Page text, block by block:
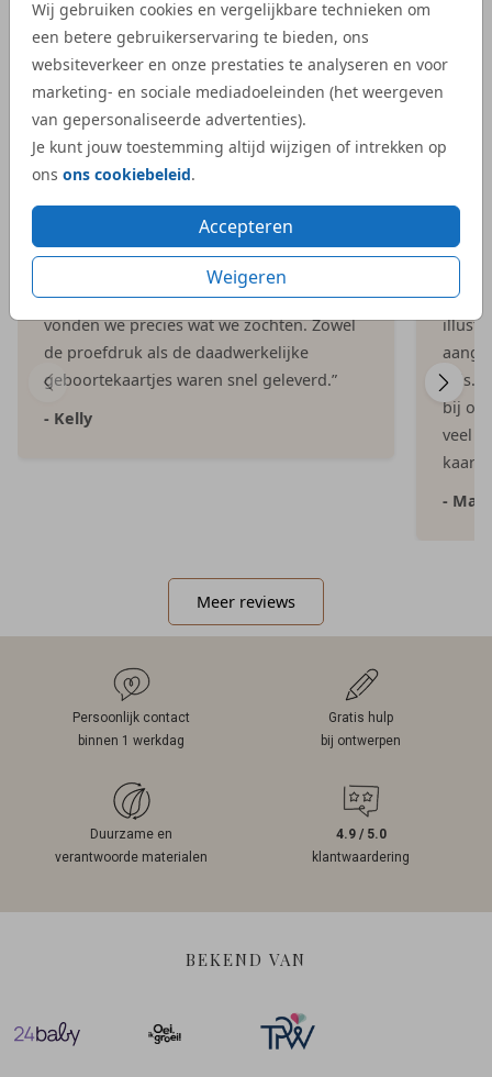
Wij gebruiken cookies en vergelijkbare technieken om
een betere gebruikerservaring te bieden, ons
websiteverkeer en onze prestaties te analyseren en voor
marketing- en sociale mediadoeleinden (het weergeven
van gepersonaliseerde advertenties).
Je kunt jouw toestemming altijd wijzigen of intrekken op
ons ons cookiebeleid.
Accepteren
Weigeren
ontdek de kwaliteit en het effect van dit bijzondere materiaal.
Bestellingen die voor 18.00 uur worden geplaatst, gaan
dezelfde dag in productie.
Reviews van onze klanten
“Wij zijn heel tevreden met de service van
Studio Dijs. We waren op zoek naar een
iets bijzonderder kaartje, en bij Studio Dijs
vonden we precies wat we zochten. Zowel
de proefdruk als de daadwerkelijke
geboortekaartjes waren snel geleverd.”
- Kelly
“Bij
Dijs.
bij
veel
-
Meer reviews
Persoonlijk contact
binnen 1 werkdag
Gratis hulp
bij ontwerpen
Duurzame en
verantwoorde materialen
4.9 / 5.0
klantwaardering
BEKEND VAN